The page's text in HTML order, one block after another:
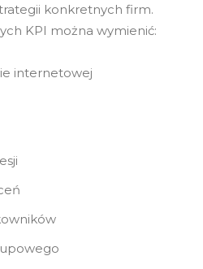
konkretnych firm.
KPI można wymienić:
internetowej